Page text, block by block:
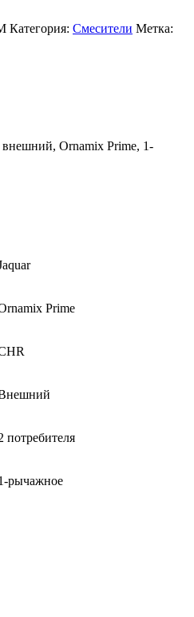
Категория: Смесители Метка:
внешний, Ornamix Prime, 1-
Prime
потребителя
рычажное